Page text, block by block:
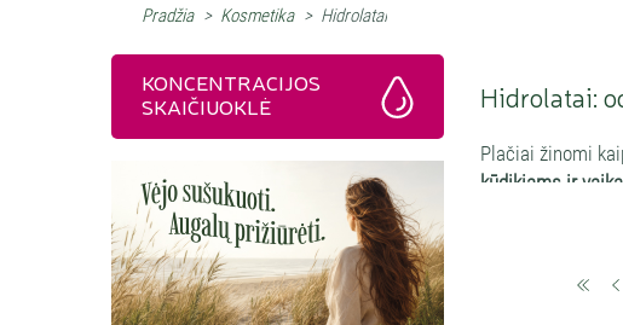
Pradžia > Kosmetika > Hidrolatai
Hidrolatai:
Plačiai žinomi
kūdikiams ir
gaivikliai, kartu
KONCENTRACIJOS
SKAIČIUOKLĖ